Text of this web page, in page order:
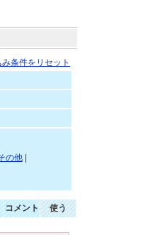
条件をリセット
の他|
コメント 使う